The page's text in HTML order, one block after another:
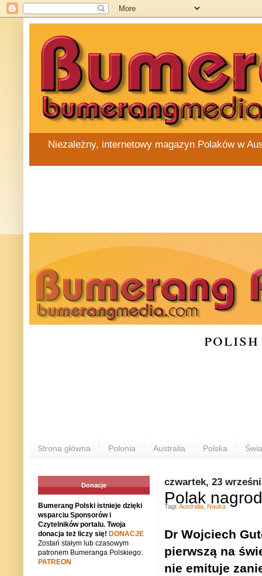
Niezależny, internetowy magazyn Polaków w
Strona główna Polonia Australia Polska
czwartek, 23
Polak
Dr Wojciech
pierwszą na
nie emituje
Tagi: Australia Nauka
Donacje
Bumerang Polski istnieje dzięki
wsparciu Sponsorów i
Czytelników portalu. Twoja
donacja też liczy się! DONACJE
Zostań stałym lub czasowym
patronem Bumeranga Polskiego:
PATREON